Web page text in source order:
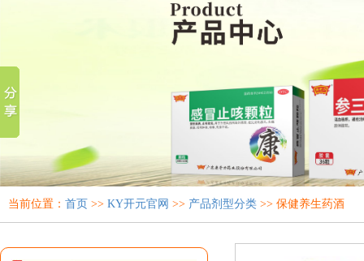
当前位置： 首页 >> KY开元官网 >> 产品剂型分类 >> 保健养生药酒